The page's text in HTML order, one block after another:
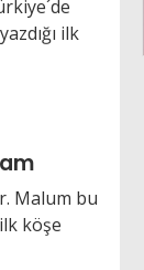
ilk
Malum bu
köşe